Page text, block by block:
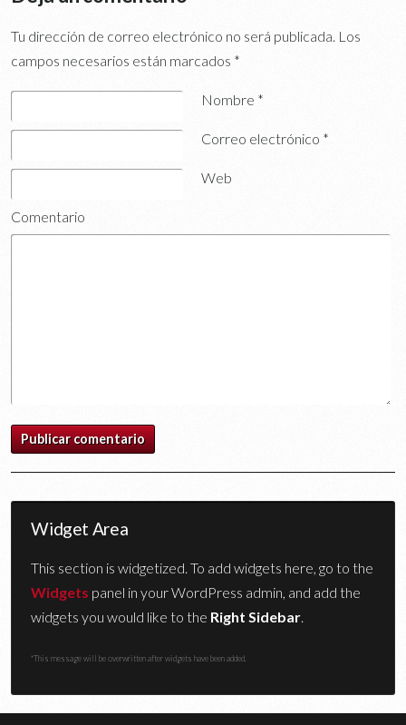
Tu dirección de correo electrónico no será publicada. Los
campos necesarios están marcados *
Nombre *
Correo electrónico *
Web
Comentario
Widget Area
This section is widgetized. To add widgets here, go to the
Widgets panel in your WordPress admin, and add the
widgets you would like to the Right Sidebar.
*This message will be overwritten after widgets have been added.